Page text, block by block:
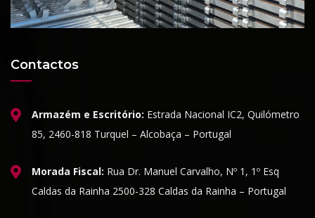
Contactos
Armazém e Escritório: Estrada Nacional IC2, Quilómetro
85, 2460-818 Turquel – Alcobaça – Portugal
Morada Fiscal: Rua Dr. Manuel Carvalho, Nº 1, 1º Esq
Caldas da Rainha 2500-328 Caldas da Rainha – Portugal